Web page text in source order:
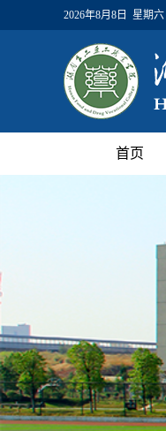
2026年8月8日 星期六
首页